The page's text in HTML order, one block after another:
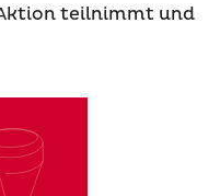
teilnimmt und